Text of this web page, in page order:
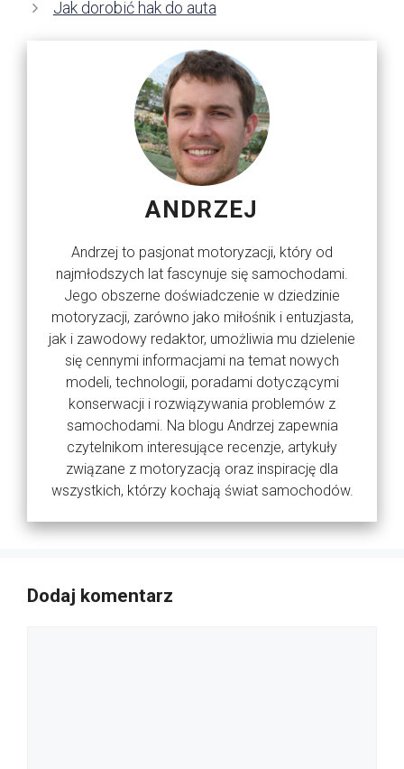
Jak dorobić hak do auta
ANDRZEJ
Andrzej to pasjonat motoryzacji, który od
najmłodszych lat fascynuje się samochodami.
Jego obszerne doświadczenie w dziedzinie
motoryzacji, zarówno jako miłośnik i entuzjasta,
jak i zawodowy redaktor, umożliwia mu dzielenie
się cennymi informacjami na temat nowych
modeli, technologii, poradami dotyczącymi
konserwacji i rozwiązywania problemów z
samochodami. Na blogu Andrzej zapewnia
czytelnikom interesujące recenzje, artykuły
związane z motoryzacją oraz inspirację dla
wszystkich, którzy kochają świat samochodów.
Dodaj komentarz